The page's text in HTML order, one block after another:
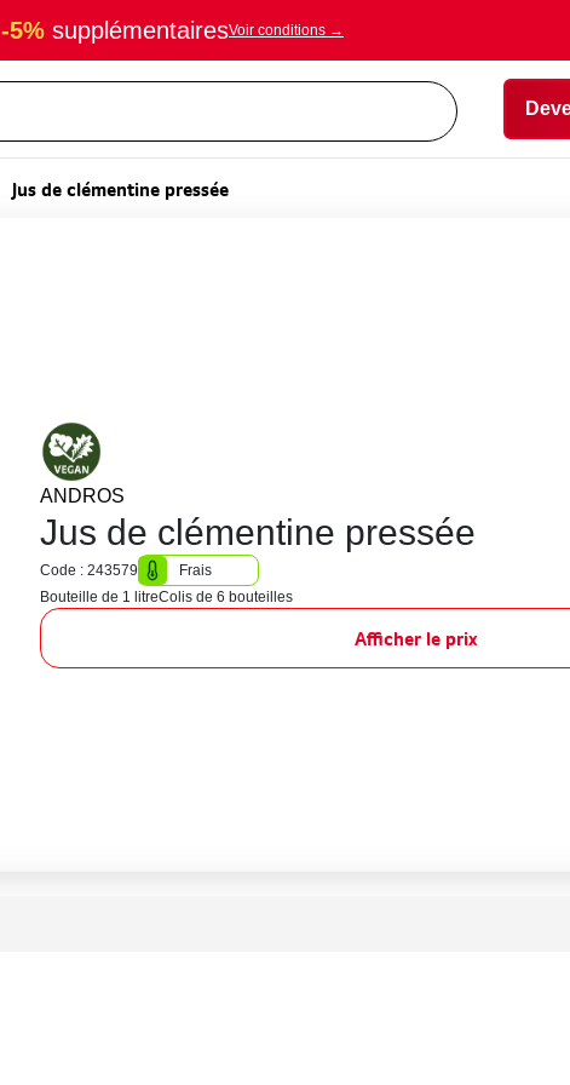
-5% supplémentairesVoir conditions →
Jus de clémentine pressée
ANDROS
Jus de clémentine pressée
Code : 243579
Frais
Bouteille de 1 litreColis de 6 bouteilles
Afficher le prix